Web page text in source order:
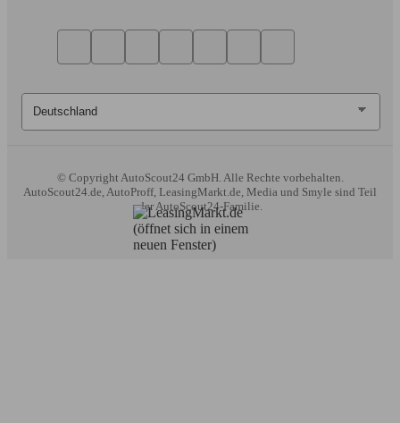
© Copyright AutoScout24 GmbH. Alle Rechte vorbehalten.
AutoScout24.de, AutoProff, LeasingMarkt.de, Media und Smyle sind Teil
der AutoScout24-Familie.